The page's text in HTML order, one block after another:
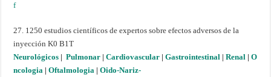
f
27. 1250 estudios científicos de expertos sobre efectos adversos de la
inyección K0 B1T
Neurológicos |Pulmonar |Cardiovascular |Gastrointestinal |Renal |O
ncologia |Oftalmologia |Oido-Nariz-